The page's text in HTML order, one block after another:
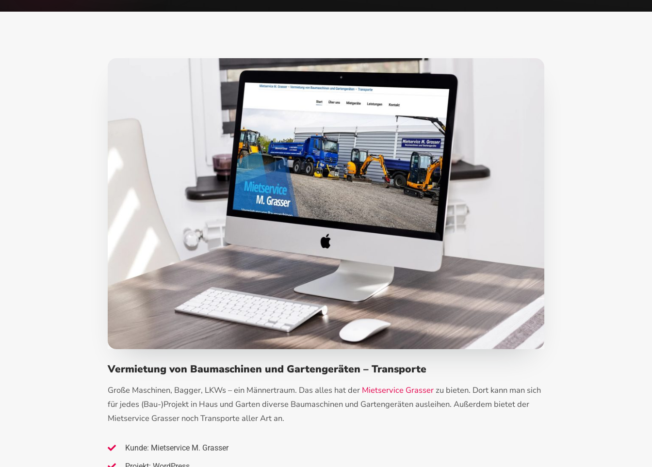
Vermietung von Baumaschinen und Gartengeräten – Transporte
Große Maschinen, Bagger, LKWs – ein Männertraum. Das alles hat der Mietservice Grasser zu bieten. Dort kann man sich
für jedes (Bau-)Projekt in Haus und Garten diverse Baumaschinen und Gartengeräten ausleihen. Außerdem bietet der
Mietservice Grasser noch Transporte aller Art an.
Kunde: Mietservice M. Grasser